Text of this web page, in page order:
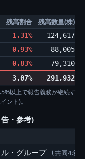
残高割合 残高数量(株)
1.31% 124,617
0.93% 88,005
0.83% 79,310
3.07% 291,932
以上で報告義務が継続す
ント)。
・参考)
・グループ (共同4名)